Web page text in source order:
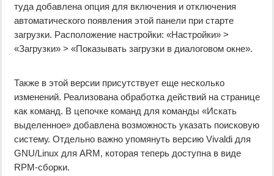
туда добавлена опция для включения и отключения
автоматического появления этой панели при старте
загрузки. Расположение настройки: «Настройки» >
«Загрузки» > «Показывать загрузки в диалоговом окне».
Также в этой версии присутствует еще несколько
изменений. Реализована обработка действий на странице
как команд. В цепочке команд для команды «Искать
выделенное» добавлена возможность указать поисковую
систему. Отдельно важно упомянуть версию Vivaldi для
GNU/Linux для ARM, которая теперь доступна в виде
RPM-сборки.